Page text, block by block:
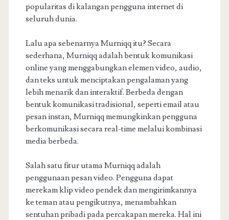
popularitas di kalangan pengguna internet di
seluruh dunia.
Lalu apa sebenarnya Murniqq itu? Secara
sederhana, Murniqq adalah bentuk komunikasi
online yang menggabungkan elemen video, audio,
dan teks untuk menciptakan pengalaman yang
lebih menarik dan interaktif. Berbeda dengan
bentuk komunikasi tradisional, seperti email atau
pesan instan, Murniqq memungkinkan pengguna
berkomunikasi secara real-time melalui kombinasi
media berbeda.
Salah satu fitur utama Murniqq adalah
penggunaan pesan video. Pengguna dapat
merekam klip video pendek dan mengirimkannya
ke teman atau pengikutnya, menambahkan
sentuhan pribadi pada percakapan mereka. Hal ini